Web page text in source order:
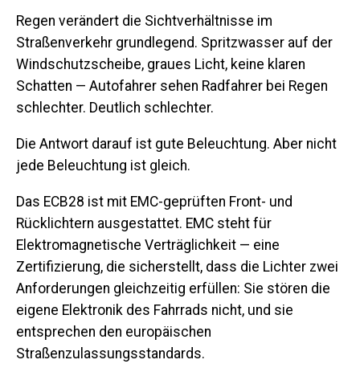
Regen verändert die Sichtverhältnisse im
Straßenverkehr grundlegend. Spritzwasser auf der
Windschutzscheibe, graues Licht, keine klaren
Schatten — Autofahrer sehen Radfahrer bei Regen
schlechter. Deutlich schlechter.
Die Antwort darauf ist gute Beleuchtung. Aber nicht
jede Beleuchtung ist gleich.
Das ECB28 ist mit EMC-geprüften Front- und
Rücklichtern ausgestattet. EMC steht für
Elektromagnetische Verträglichkeit — eine
Zertifizierung, die sicherstellt, dass die Lichter zwei
Anforderungen gleichzeitig erfüllen: Sie stören die
eigene Elektronik des Fahrrads nicht, und sie
entsprechen den europäischen
Straßenzulassungsstandards.